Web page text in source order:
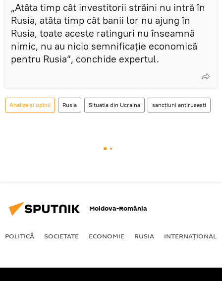
„Atâta timp cât investitorii străini nu intră în
Rusia, atâta timp cât banii lor nu ajung în
Rusia, toate aceste ratinguri nu înseamnă
nimic, nu au nicio semnificație economică
pentru Rusia”, conchide expertul.
Analize și opinii Rusia Situatia din Ucraina sancțiuni antirusești
Moldova-România
POLITICĂ SOCIETATE ECONOMIE RUSIA INTERNAŢIONAL